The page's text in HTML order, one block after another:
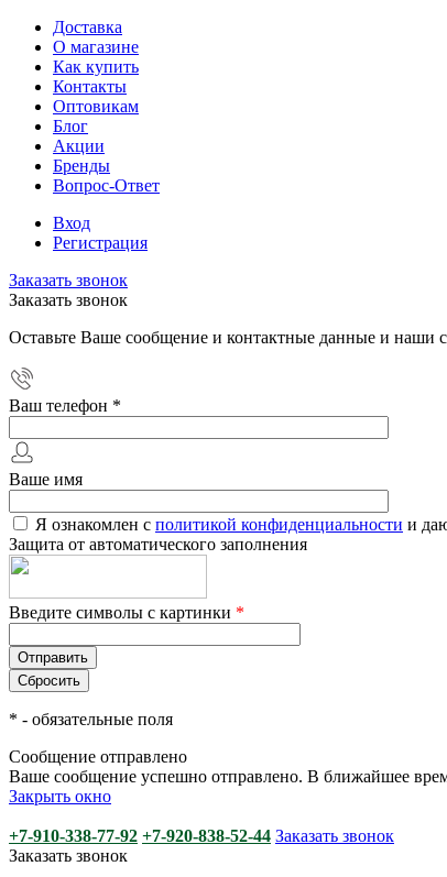
Доставка
О магазине
Как купить
Контакты
Оптовикам
Блог
Акции
Бренды
Вопрос-Ответ
Вход
Регистрация
Заказать звонок
Заказать звонок
Оставьте Ваше сообщение и контактные данные и наши
Ваш телефон *
Ваше имя
Я ознакомлен с политикой конфиденциальности и
Защита от автоматического заполнения
Введите символы с картинки *
* - обязательные поля
Сообщение отправлено
Ваше сообщение успешно отправлено. В ближайшее
Закрыть окно
+7-910-338-77-92 +7-920-838-52-44 Заказать звонок
Заказать звонок